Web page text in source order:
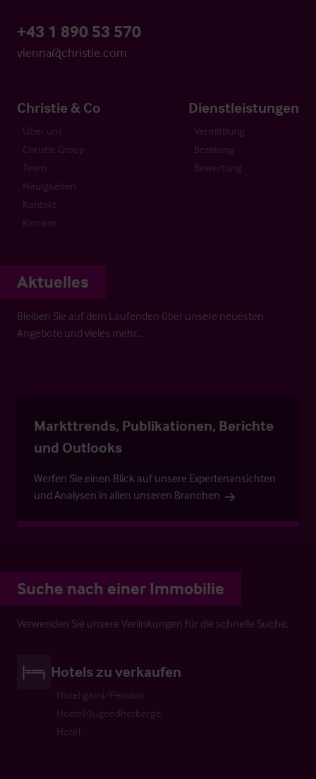
+43 1 890 53 570
vienna@christie.com
Christie & Co
Über uns
Christie Group
Team
Neuigkeiten
Kontakt
Karriere
Dienstleistungen
Vermittlung
Beratung
Bewertung
Aktuelles
Bleiben Sie auf dem Laufenden über unsere neuesten
Angebote und vieles mehr…
Markttrends, Publikationen, Berichte
und Outlooks
Werfen Sie einen Blick auf unsere Expertenansichten
und Analysen in allen unseren Branchen
Suche nach einer Immobilie
Verwenden Sie unsere Verlinkungen für die schnelle Suche.
Hotels zu verkaufen
Hotel garni/Pension
Hostel/Jugendherberge
Hotel